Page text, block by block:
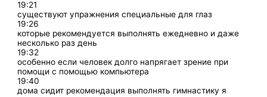
19:21
существуют упражнения специальные для глаз
19:26
которые рекомендуется выполнять ежедневно и даже
несколько раз день
19:32
особенно если человек долго напрягает зрение при
помощи с помощью компьютера
19:40
дома сидит рекомендация выполнять гимнастику я